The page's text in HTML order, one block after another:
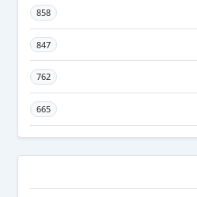
858
847
762
665